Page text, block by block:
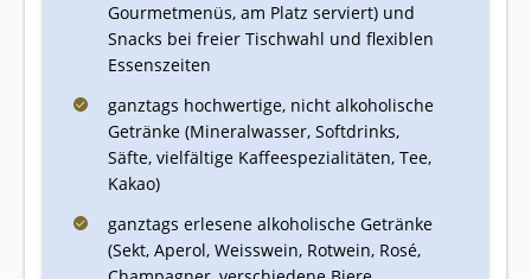
Gourmetmenüs, am Platz serviert) und
Snacks bei freier Tischwahl und flexiblen
Essenszeiten
ganztags hochwertige, nicht alkoholische
Getränke (Mineralwasser, Softdrinks,
Säfte, vielfältige Kaffeespezialitäten, Tee,
Kakao)
ganztags erlesene alkoholische Getränke
(Sekt, Aperol, Weisswein, Rotwein, Rosé,